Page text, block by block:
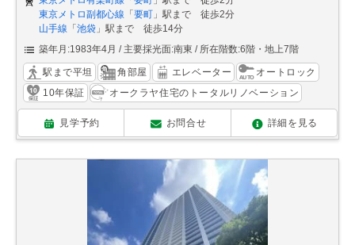
東京メトロ副都心線 「要町 」駅まで 徒歩2分
山手線 「池袋 」駅まで 徒歩14分
築年月:1983年4月
主要採光面:南東 所在階数:6階・地上7階
駅まで平坦 角部屋 エレベーター
オートロック
10年保証
オークラヤ住宅のトータルリノベーション
見学予約 お問合せ 詳細を見る